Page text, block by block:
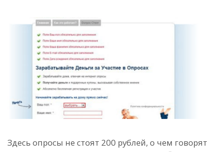
Здесь опросы не стоят 200 рублей, о чем говорят